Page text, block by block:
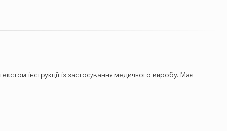
інструкції із застосування медичного виробу. Має